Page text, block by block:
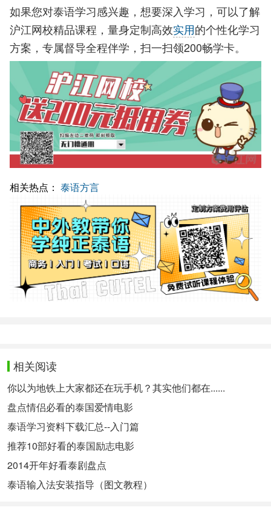
如果您对泰语学习感兴趣，想要深入学习，可以了解
沪江网校精品课程，量身定制高效实用的个性化学习
方案，专属督导全程伴学，扫一扫领200畅学卡。
相关热点： 泰语方言
相关阅读
你以为地铁上大家都还在玩手机？其实他们都在......
盘点情侣必看的泰国爱情电影
泰语学习资料下载汇总--入门篇
推荐10部好看的泰国励志电影
2014开年好看泰剧盘点
泰语输入法安装指导（图文教程）